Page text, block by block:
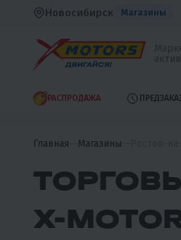
Новосибирск Магазины
РАСПРОДАЖА ПРЕДЗАКАЗ
Главная Магазины
X-